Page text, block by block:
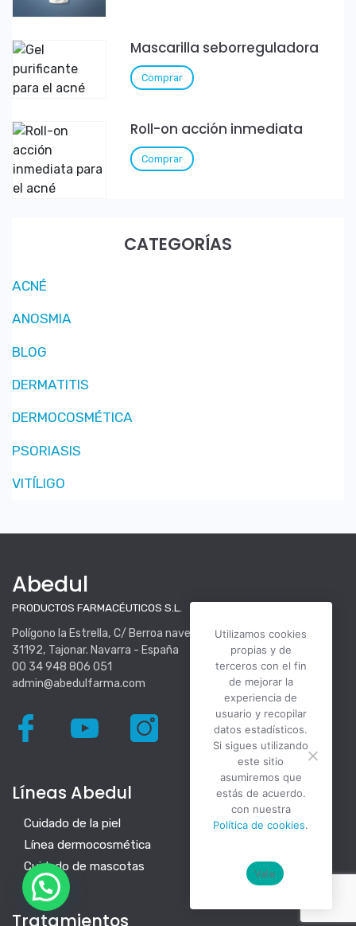
Mascarilla seborreguladora
Comprar
Roll-on acción inmediata
Comprar
CATEGORÍAS
ACNÉ
ANOSMIA
BLOG
DERMATITIS
DERMOCOSMÉTICA
PSORIASIS
VITÍLIGO
Abedul
PRODUCTOS FARMACÉUTICOS S.L.
Polígono la Estrella, C/ Berroa nave 16.
31192, Tajonar. Navarra - España
00 34 948 806 051
admin@abedulfarma.com
Líneas Abedul
Cuidado de la piel
Línea dermocosmética
Cuidado de mascotas
Tratamientos
Utilizamos cookies
propias y de
terceros con el fin
de mejorar la
experiencia de
usuario y recopilar
datos estadísticos.
Si sigues utilizando
este sitio
asumiremos que
estás de acuerdo.
con nuestra
Política de cookies.
Vale